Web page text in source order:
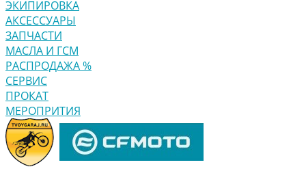
ЭКИПИРОВКА
АКСЕССУАРЫ
ЗАПЧАСТИ
МАСЛА И ГСМ
РАСПРОДАЖА %
СЕРВИС
ПРОКАТ
МЕРОПРИТИЯ